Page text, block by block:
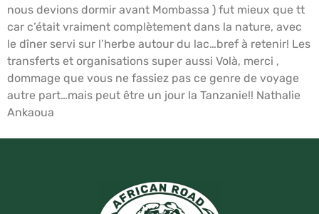
nous devions dormir avant Mombassa ) fut mieux que tt
car c’était vraiment complètement dans la nature, avec
le dîner servi sur l’herbe autour du lac…bref à retenir! Les
transferts et organisations super aussi Volà, merci ,
dommage que vous ne fassiez pas ce genre de voyage
autre part…mais peut être un jour la Tanzanie!! Nathalie
Ankaoua